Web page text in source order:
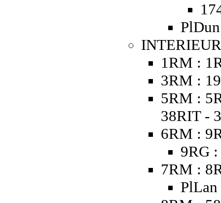
1RM :
3RM :
5RM :
38RIT -
6RM :
9RG
7RM :